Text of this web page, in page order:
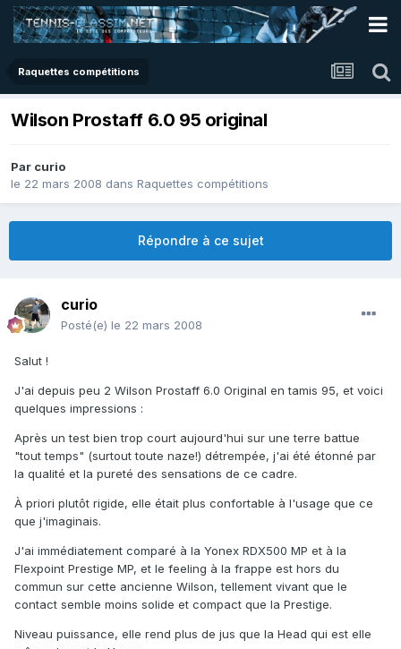
Raquettes compétitions
Wilson Prostaff 6.0 95 original
Par curio
le 22 mars 2008 dans Raquettes compétitions
Répondre à ce sujet
curio
Posté(e) le 22 mars 2008
Salut !
J'ai depuis peu 2 Wilson Prostaff 6.0 Original en tamis 95, et voici
quelques impressions :
Après un test bien trop court aujourd'hui sur une terre battue
"tout temps" (surtout toute naze!) détrempée, j'ai été étonné par
la qualité et la pureté des sensations de ce cadre.
À priori plutôt rigide, elle était plus confortable à l'usage que ce
que j'imaginais.
J'ai immédiatement comparé à la Yonex RDX500 MP et à la
Flexpoint Prestige MP, et le feeling à la frappe est hors du
commun sur cette ancienne Wilson, tellement vivant que le
contact semble moins solide et compact que la Prestige.
Niveau puissance, elle rend plus de jus que la Head qui est elle